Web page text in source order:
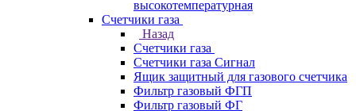
высокотемпературная
Счетчики газа
Назад
Счетчики газа
Счетчики газа Сигнал
Ящик защитный для газового счетчика
Фильтр газовый ФГП
Фильтр газовый ФГ